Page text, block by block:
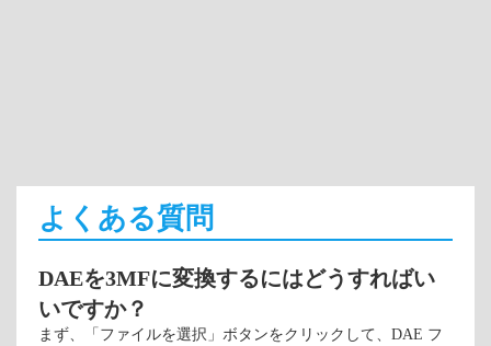
よくある質問
DAEを3MFに変換するにはどうすればい
いですか？
まず、「ファイルを選択」ボタンをクリックして、DAE フ